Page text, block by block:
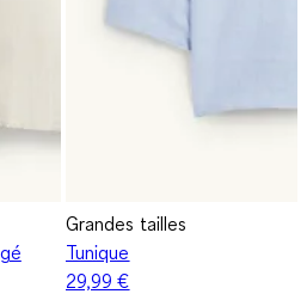
Grandes tailles
Tunique
29,99 €